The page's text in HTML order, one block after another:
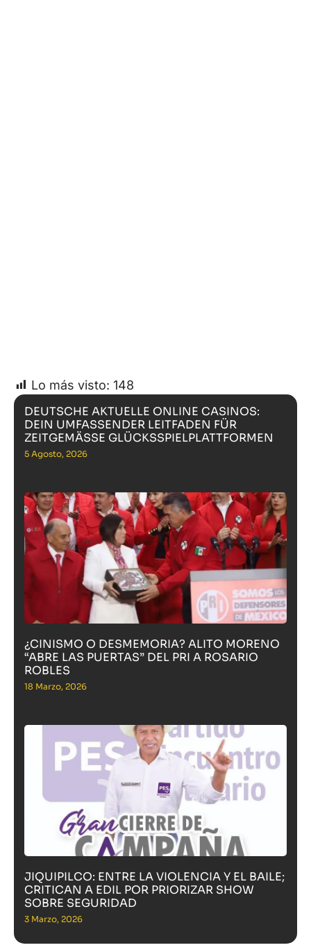
Lo más visto: 148
DEUTSCHE AKTUELLE ONLINE CASINOS:
DEIN UMFASSENDER LEITFADEN FÜR
ZEITGEMÄSSE GLÜCKSSPIELPLATTFORMEN
5 Agosto, 2026
¿CINISMO O DESMEMORIA? ALITO MORENO
“ABRE LAS PUERTAS” DEL PRI A ROSARIO
ROBLES
18 Marzo, 2026
JIQUIPILCO: ENTRE LA VIOLENCIA Y EL BAILE;
CRITICAN A EDIL POR PRIORIZAR SHOW
SOBRE SEGURIDAD
3 Marzo, 2026